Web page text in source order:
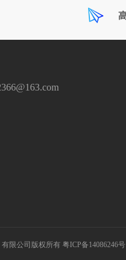
有限公司版权所有 粤ICP备14086246号